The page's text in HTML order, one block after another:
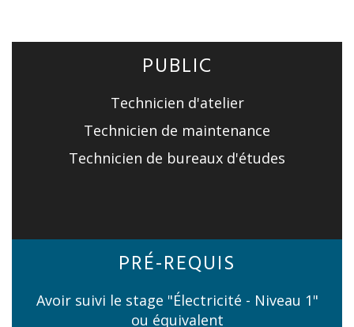
PUBLIC
Technicien d'atelier
Technicien de maintenance
Technicien de bureaux d'études
PRÉ-REQUIS
Avoir suivi le stage "Électricité - Niveau 1"
ou équivalent